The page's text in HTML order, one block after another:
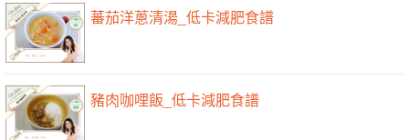
蕃茄洋蔥清湯_低卡減肥食譜
豬肉咖哩飯_低卡減肥食譜